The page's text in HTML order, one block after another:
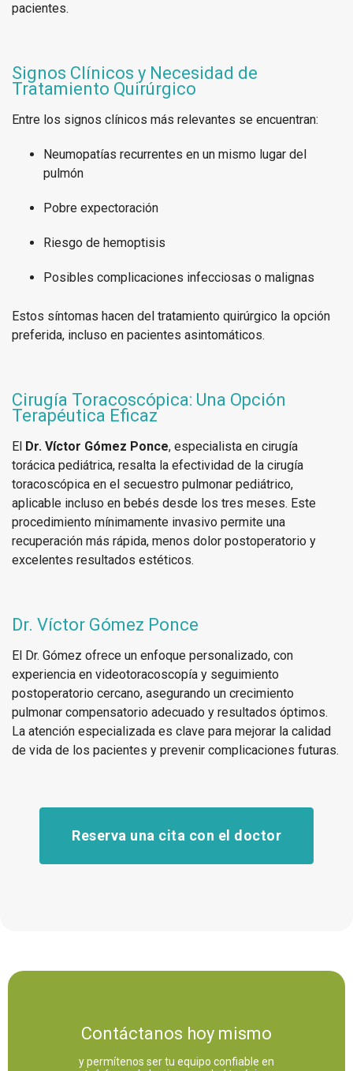
pacientes.
Signos Clínicos y Necesidad de
Tratamiento Quirúrgico
Entre los signos clínicos más relevantes se encuentran:
Neumopatías recurrentes en un mismo lugar del
pulmón
Pobre expectoración
Riesgo de hemoptisis
Posibles complicaciones infecciosas o malignas
Estos síntomas hacen del tratamiento quirúrgico la opción
preferida, incluso en pacientes asintomáticos.
Cirugía Toracoscópica: Una Opción
Terapéutica Eficaz
El Dr. Víctor Gómez Ponce, especialista en cirugía
torácica pediátrica, resalta la efectividad de la cirugía
toracoscópica en el secuestro pulmonar pediátrico,
aplicable incluso en bebés desde los tres meses. Este
procedimiento mínimamente invasivo permite una
recuperación más rápida, menos dolor postoperatorio y
excelentes resultados estéticos.
Dr. Víctor Gómez Ponce
El Dr. Gómez ofrece un enfoque personalizado, con
experiencia en videotoracoscopía y seguimiento
postoperatorio cercano, asegurando un crecimiento
pulmonar compensatorio adecuado y resultados óptimos.
La atención especializada es clave para mejorar la calidad
de vida de los pacientes y prevenir complicaciones futuras.
Reserva una cita con el doctor
Contáctanos hoy mismo
y permítenos ser tu equipo confiable en